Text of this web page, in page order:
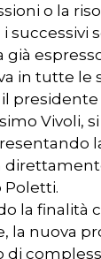
o la
successivi
già
in tutte le
presidente
Vivoli,
Poletti.
la finalità
la nuova